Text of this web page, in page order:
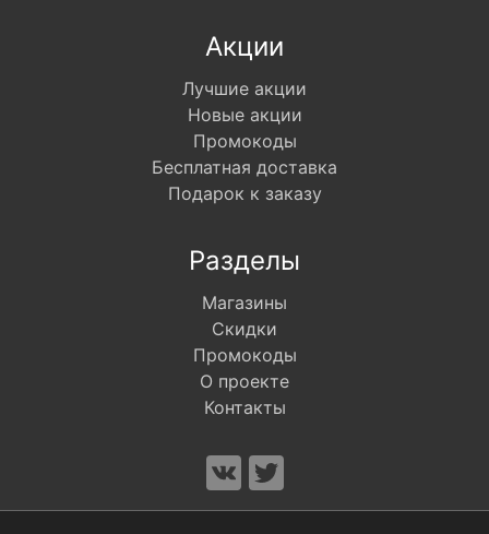
Акции
Лучшие акции
Новые акции
Промокоды
Бесплатная доставка
Подарок к заказу
Разделы
Магазины
Скидки
Промокоды
О проекте
Контакты